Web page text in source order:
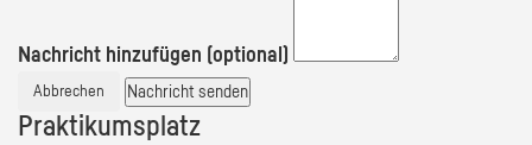
Nachricht hinzufügen (optional)
Abbrechen Nachricht senden
Praktikumsplatz